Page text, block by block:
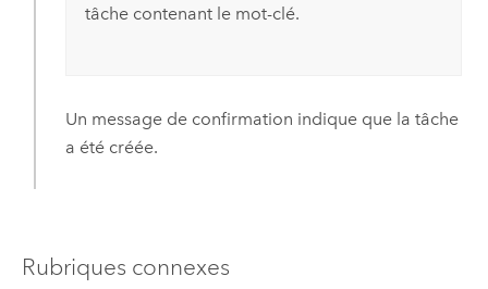
tâche contenant le mot-clé.
Un message de confirmation indique que la tâche
a été créée.
Rubriques connexes